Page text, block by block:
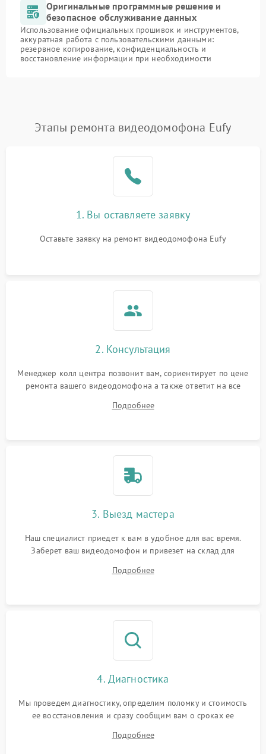
Оригинальные программные решение и
безопасное обслуживание данных
Использование официальных прошивок и инструментов,
аккуратная работа с пользовательскими данными:
резервное копирование, конфиденциальность и
восстановление информации при необходимости
Этапы ремонта видеодомофона Eufy
1. Вы оставляете заявку
Оставьте заявку на ремонт видеодомофона Eufy
2. Консультация
Менеджер колл центра позвонит вам, сориентирует по цене
ремонта вашего видеодомофона а также ответит на все
Подробнее
3. Выезд мастера
Наш специалист приедет к вам в удобное для вас время.
Заберет ваш видеодомофон и привезет на склад для
Подробнее
4. Диагностика
Мы проведем диагностику, определим поломку и стоимость
ее восстановления и сразу сообщим вам о сроках ее
Подробнее